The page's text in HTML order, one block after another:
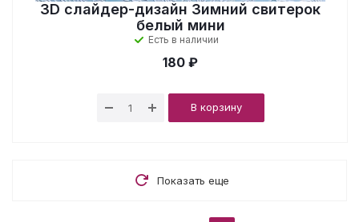
3D cлайдер-дизайн Зимний свитерок
белый мини
Есть в наличии
180 ₽
В корзину
Показать еще